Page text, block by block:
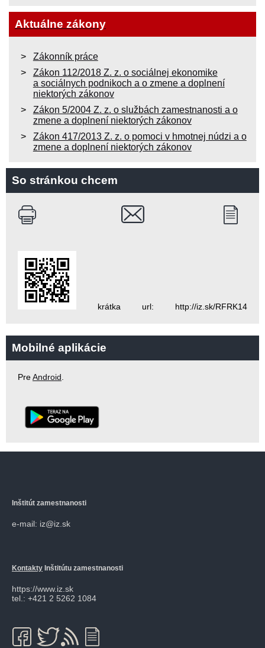
Aktuálne zákony
Zákonník práce
Zákon 112/2018 Z. z. o sociálnej ekonomike
a sociálnych podnikoch a o zmene a doplnení
niektorých zákonov
Zákon 5/2004 Z. z. o službách zamestnanosti a o
zmene a doplnení niektorých zákonov
Zákon 417/2013 Z. z. o pomoci v hmotnej núdzi a o
zmene a doplnení niektorých zákonov
So stránkou chcem
krátka url: http://iz.sk/RFRK14
Mobilné aplikácie
PreAndroid.
Inštitút zamestnanosti
e-mail: iz@iz.sk
Kontakty Inštitútu zamestnanosti
https://www.iz.sk
tel.: +421 2 5262 1084